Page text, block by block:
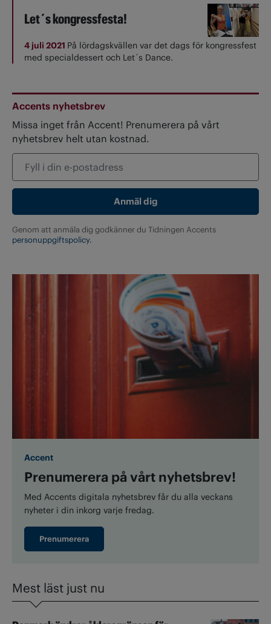
Let´s kongressfesta!
4 juli 2021 På lördagskvällen var det dags för kongressfest
med specialdessert och Let´s Dance.
Accents nyhetsbrev
Missa inget från Accent! Prenumerera på vårt
nyhetsbrev helt utan kostnad.
Genom att anmäla dig godkänner du Tidningen Accents
personuppgiftspolicy.
Accent
Prenumerera på vårt nyhetsbrev!
Med Accents digitala nyhetsbrev får du alla veckans
nyheter i din inkorg varje fredag.
Prenumerera
Mest läst just nu